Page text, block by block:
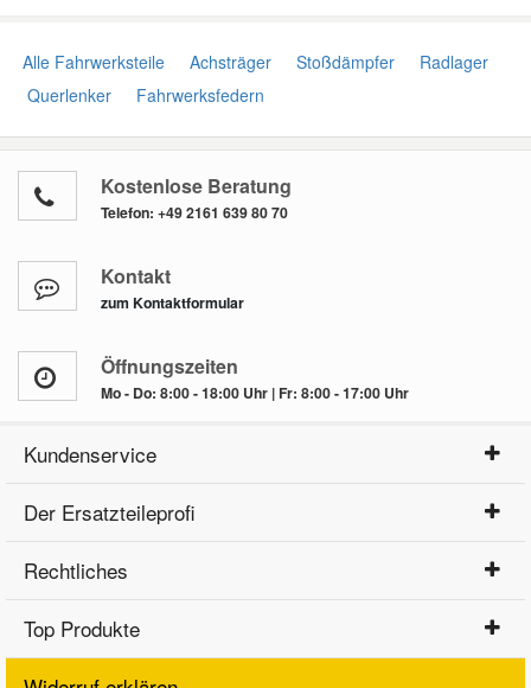
Alle Fahrwerksteile Achsträger Stoßdämpfer
Radlager
Querlenker
Fahrwerksfedern
Kostenlose Beratung
Telefon: +49 2161 639 80 70
Kontakt
zum Kontaktformular
Öffnungszeiten
Mo - Do: 8:00 - 18:00 Uhr | Fr: 8:00 - 17:00 Uhr
Kundenservice
Der Ersatzteileprofi
Rechtliches
Top Produkte